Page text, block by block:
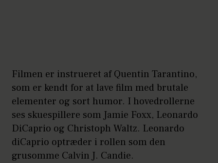
Filmen er instrueret af Quentin Tarantino,
som er kendt for at lave film med brutale
elementer og sort humor. I hovedrollerne
ses skuespillere som Jamie Foxx, Leonardo
DiCaprio og Christoph Waltz. Leonardo
diCaprio optræder i rollen som den
grusomme Calvin J. Candie.